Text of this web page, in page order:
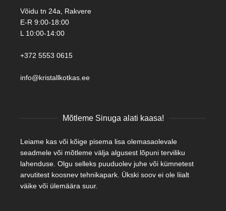
Võidu tn 24a, Rakvere
E-R 9:00-18:00
L 10:00-14:00
+372 5553 0615
info@kristallkotkas.ee
Mõtleme Sinuga alati kaasa!
Leiame kas või kõige pisema lisa olemasaolevale
seadmele või mõtleme välja algusest lõpuni terviliku
lahenduse. Olgu selleks puuduolev juhe või kümnetest
arvutitest koosnev tehnikapark. Ükski soov ei ole liialt
väike või ülemäära suur.